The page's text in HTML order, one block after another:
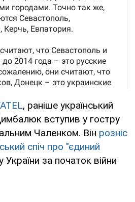
, раніше український
вступив у гостру
Чаленком. Він розніс
спіч про "єдиний
України за початок війни